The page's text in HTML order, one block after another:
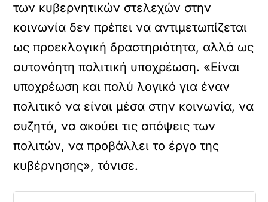
των κυβερνητικών στελεχών στην
κοινωνία δεν πρέπει να αντιμετωπίζεται
ως προεκλογική δραστηριότητα, αλλά ως
αυτονόητη πολιτική υποχρέωση. «Είναι
υποχρέωση και πολύ λογικό για έναν
πολιτικό να είναι μέσα στην κοινωνία, να
συζητά, να ακούει τις απόψεις των
πολιτών, να προβάλλει το έργο της
κυβέρνησης», τόνισε.